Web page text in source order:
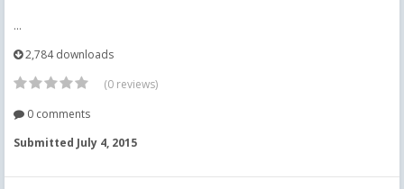
...
2,784 downloads
(0 reviews)
0 comments
Submitted July 4, 2015